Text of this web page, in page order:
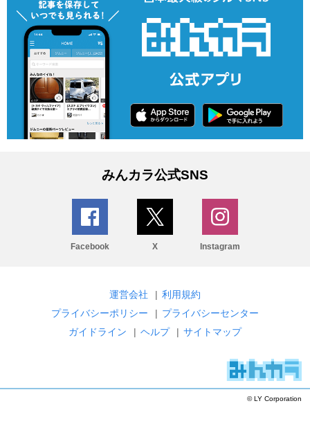
みんカラ公式SNS
Facebook X Instagram
運営会社 | 利用規約
プライバシーポリシー
| プライバシーセンター
ガイドライン
| ヘルプ | サイトマップ
© LY Corporation